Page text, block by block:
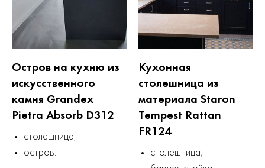
Остров на кухню из
искусственного
камня Grandex
Pietra Absorb D312
столешница;
остров.
Кухонная
столешница из
материала Staron
Tempest Rattan
FR124
столешница;